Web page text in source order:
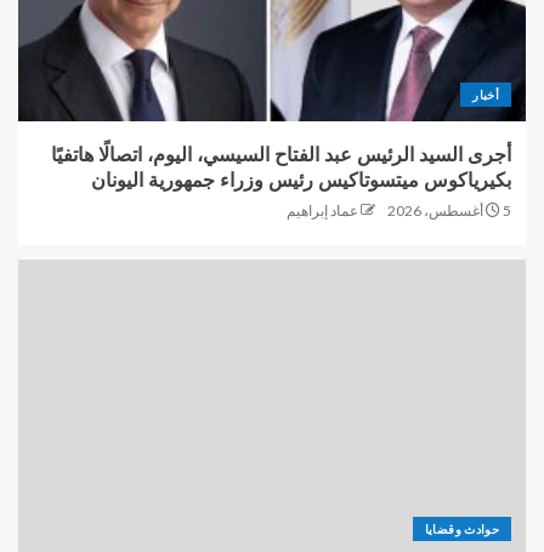
أخبار
أجرى السيد الرئيس عبد الفتاح السيسي، اليوم، اتصالًا هاتفيًا
بكيرياكوس ميتسوتاكيس رئيس وزراء جمهورية اليونان
5 أغسطس، 2026 عماد إبراهيم
حوادث وقضايا